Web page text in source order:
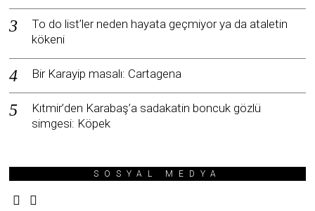
To do list’ler neden hayata geçmiyor ya da ataletin
kökeni
Bir Karayip masalı: Cartagena
Kıtmir’den Karabaş’a sadakatin boncuk gözlü
simgesi: Köpek
SOSYAL MEDYA